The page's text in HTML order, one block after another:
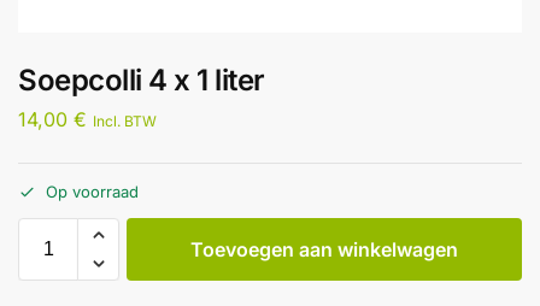
Soepcolli 4 x 1 liter
14,00 € Incl. BTW
Op voorraad
Toevoegen aan winkelwagen